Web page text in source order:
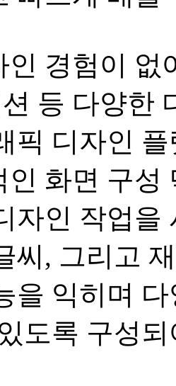
인 경험이 없
등 다양한
픽 디자인
인 화면 구
자인 작업을
씨, 그리고
을 익히며
도록 구성